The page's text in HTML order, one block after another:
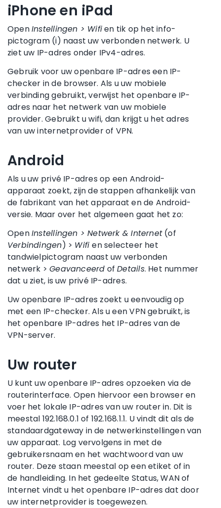
iPhone en iPad
OpenInstellingen > Wifien tik op het info-
pictogram (i) naast uw verbonden netwerk. U
ziet uw IP-adres onder IPv4-adres.
Gebruik voor uw openbare IP-adres een IP-
checker in de browser. Als u uw mobiele
verbinding gebruikt, verwijst het openbare IP-
adres naar het netwerk van uw mobiele
provider. Gebruikt u wifi, dan krijgt u het adres
van uw internetprovider of VPN.
Android
Als u uw privé IP-adres op een Android-
apparaat zoekt, zijn de stappen afhankelijk van
de fabrikant van het apparaat en de Android-
versie. Maar over het algemeen gaat het zo:
OpenInstellingen > Netwerk & Internet (of
Verbindingen) > Wifien selecteer het
tandwielpictogram naast uw verbonden
netwerk >Geavanceerd ofDetails. Het nummer
dat u ziet, is uw privé IP-adres.
Uw openbare IP-adres zoekt u eenvoudig op
met een IP-checker. Als u een VPN gebruikt, is
het openbare IP-adres het IP-adres van de
VPN-server.
Uw router
U kunt uw openbare IP-adres opzoeken via de
routerinterface. Open hiervoor een browser en
voer het lokale IP-adres van uw router in. Dit is
meestal 192.168.0.1 of 192.168.1.1. U vindt dit als de
standaardgateway in de netwerkinstellingen van
uw apparaat. Log vervolgens in met de
gebruikersnaam en het wachtwoord van uw
router. Deze staan meestal op een etiket of in
de handleiding. In het gedeelte Status, WAN of
Internet vindt u het openbare IP-adres dat door
uw internetprovider is toegewezen.